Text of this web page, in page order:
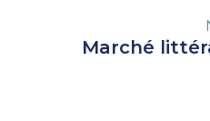
Marché